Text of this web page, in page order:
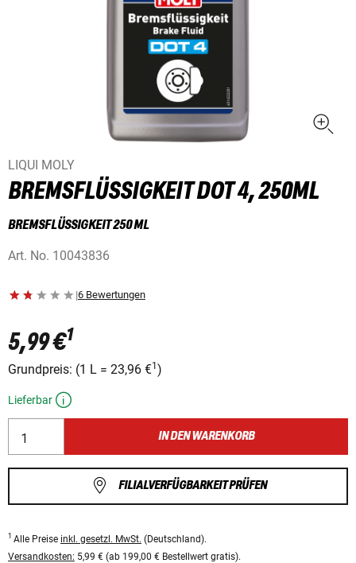
LIQUI MOLY
BREMSFLÜSSIGKEIT DOT 4, 250ML
BREMSFLÜSSIGKEIT 250 ML
Art. No. 10043836
|6 Bewertungen
5,99 €1
Grundpreis: (1 L = 23,96 €1 )
Lieferbar
IN DEN WARENKORB
FILIALVERFÜGBARKEIT PRÜFEN
1 Alle Preise inkl. gesetzl. MwSt. (Deutschland).
Versandkosten: 5,99 € (ab 199,00 € Bestellwert gratis).